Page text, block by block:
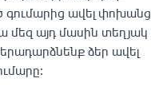
ավել
այդ մասին տեղյակ
ձեր ավել